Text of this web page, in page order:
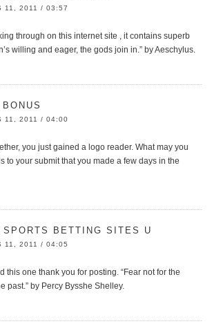
11, 2011 / 03:57
through on this internet site , it contains superb
willing and eager, the gods join in.” by Aeschylus.
11, 2011 / 04:00
you just gained a logo reader. What may you
to your submit that you made a few days in the
SPORTS BETTING SITES U
11, 2011 / 04:05
this one thank you for posting. “Fear not for the
past.” by Percy Bysshe Shelley.